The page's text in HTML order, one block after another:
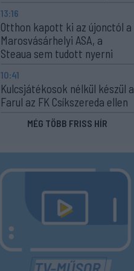
13:16
Otthon kapott ki az újonctól a
Marosvásárhelyi ASA, a
Steaua sem tudott nyerni
10:41
Kulcsjátékosok nélkül készül a
Farul az FK Csíkszereda ellen
MÉG TÖBB FRISS HÍR